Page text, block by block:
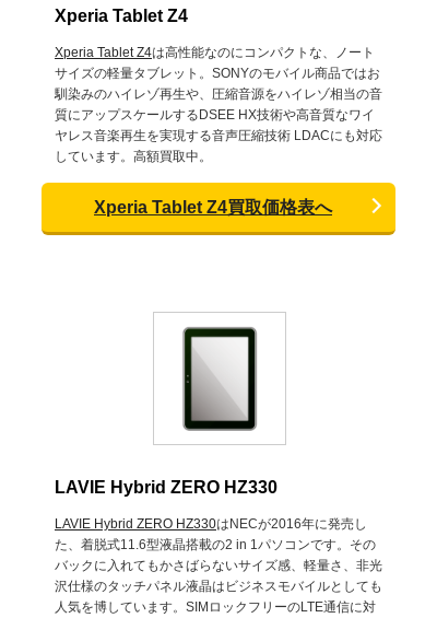
Xperia Tablet Z4
Xperia Tablet Z4は高性能なのにコンパクトな、ノート
サイズの軽量タブレット。SONYのモバイル商品ではお
馴染みのハイレゾ再生や、圧縮音源をハイレゾ相当の音
質にアップスケールするDSEE HX技術や高音質なワイ
ヤレス音楽再生を実現する音声圧縮技術 LDACにも対応
しています。高額買取中。
Xperia Tablet Z4買取価格表へ
LAVIE Hybrid ZERO HZ330
LAVIE Hybrid ZERO HZ330はNECが2016年に発売し
た、着脱式11.6型液晶搭載の2 in 1パソコンです。その
バックに入れてもかさばらないサイズ感、軽量さ、非光
沢仕様のタッチパネル液晶はビジネスモバイルとしても
人気を博しています。SIMロックフリーのLTE通信に対